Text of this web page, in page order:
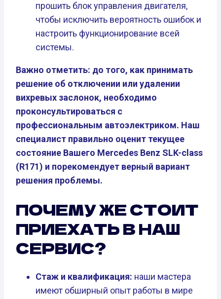
прошить блок управления двигателя,
чтобы исключить вероятность ошибок и
настроить функционирование всей
системы.
Важно отметить: до того, как принимать
решение об отключении или удалении
вихревых заслонок, необходимо
проконсультироваться с
профессиональным автоэлектриком. Наш
специалист правильно оценит текущее
состояние Вашего Mercedes Benz SLK-class
(R171) и порекомендует верный вариант
решения проблемы.
ПОЧЕМУ ЖЕ СТОИТ
ПРИЕХАТЬ В НАШ
СЕРВИС?
Стаж и квалификация: наши мастера
имеют обширный опыт работы в мире